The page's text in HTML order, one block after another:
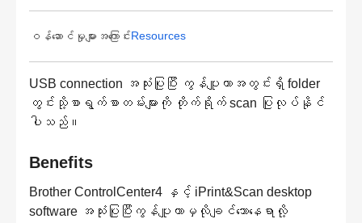
ဝန်ဆောင်မှုများအကြောင်းResources
USB connection အသုံးပြုပြီး ကွန်ပျူတာအတွင်းရှိ folder
တွင်းသို့စာရွက်စာတမ်းများကို တိုက်ရိုက် scan ပြုလုပ်နိုင်
ပါသည်။
Benefits
Brother ControlCenter4 နှင့် iPrint&Scan desktop
software အသုံးပြုပြီးကွန်ပျူတာမှလိုချင်သောနေရာလို့